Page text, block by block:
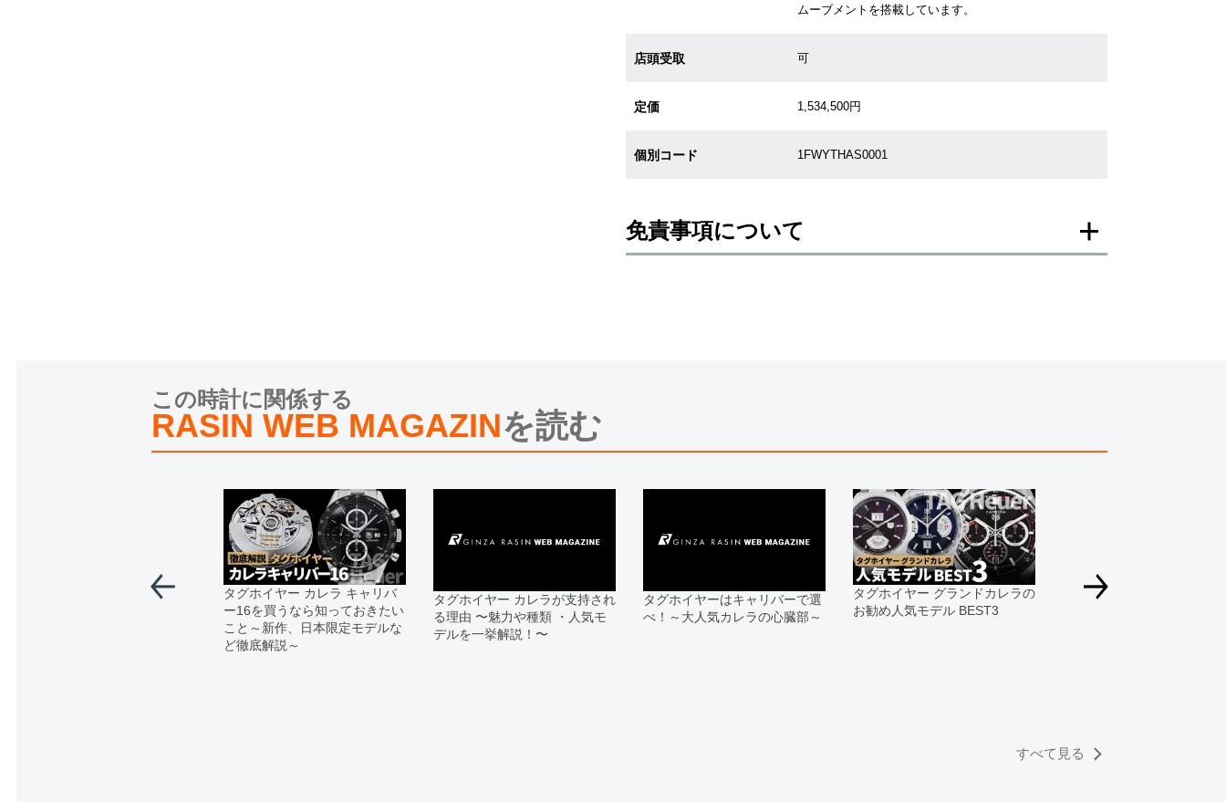
ムーブメントを搭載しています。
店頭受取 可
定価 1,534,500円
個別コード 1FWYTHAS0001
免責事項について
※当店では店頭販売も行っております為、サイトでのご注文と店頭処理との時間差で在庫
また、ご来店にてご購入を希望される場合にも、事前に在庫の確認をお電話かメールにて
お問い合わせいただけますようお願いいたします。
※アンティーク品やユーズド品の場合、外装および内部機械に代替部品を使用している場
※表示の定価は、入荷時の価格となっております。
現在の定価と異なる場合がございますのでご了承くださいませ。
この時計に関係する
RASIN WEB MAGAZINを読む
タグホイヤー カレラ キャリバ
ー16を買うなら知っておきたい
こと～新作、日本限定モデルな
ど徹底解説～
タグホイヤー カレラが支持され
る理由 〜魅力や種類 ・人気モ
デルを一挙解説！〜
タグホイヤーはキャリバーで選
べ！～大人気カレラの心臓部～
タグホイヤー グランドカレラの
お勧め人気モデル BEST3
すべて見る